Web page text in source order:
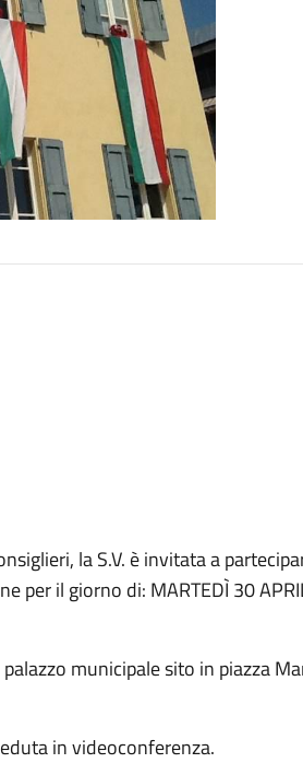
la S.V. è invitata a
per il giorno di: MARTEDÌ 30
municipale sito in piazza
in videoconferenza.